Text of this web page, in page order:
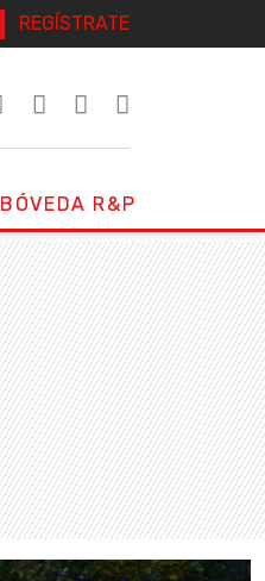
REGÍSTRATE
BÓVEDA R&P